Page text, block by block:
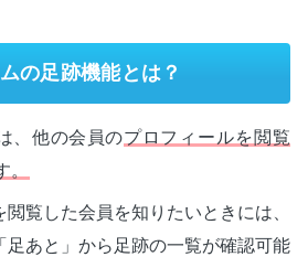
の足跡機能とは？
、他の会員のプロフィールを閲覧
覧した会員を知りたいときには、
足あと」から足跡の一覧が確認可能